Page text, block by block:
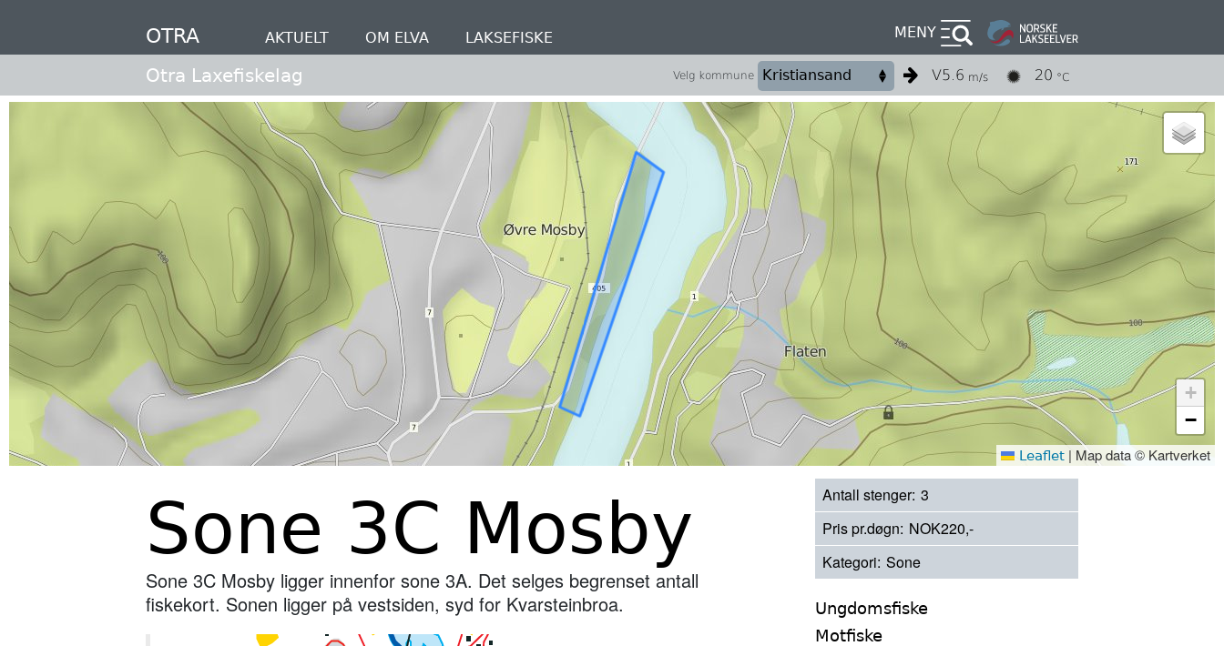
hovedinnhold
OTRA AKTUELT OM ELVA LAKSEFISKE MENY
Otra Laxefiskelag Velg kommune V5.6 m/s 20 °C
+
−
Leaflet | Map data © Kartverket
Sone 3C Mosby
Sone 3C Mosby ligger innenfor sone 3A. Det selges begrenset antall
fiskekort. Sonen ligger på vestsiden, syd for Kvarsteinbroa.
Antall stenger 3
Pris pr.døgn NOK220,-
Kategori Sone
Ungdomsfiske
Motfiske